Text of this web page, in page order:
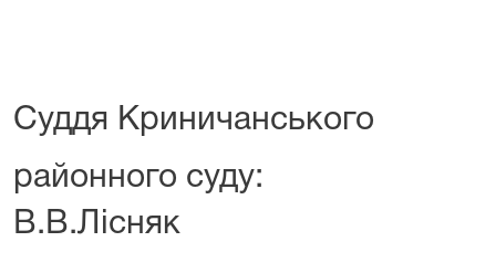
Суддя Криничанського
В.В.Лісняк